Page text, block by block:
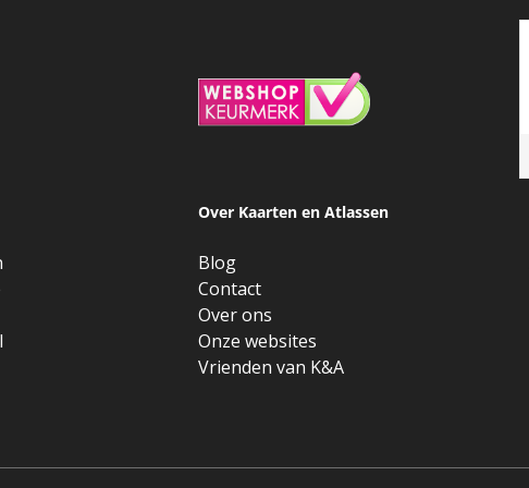
Over Kaarten en Atlassen
Blog
Contact
Over ons
Onze websites
Vrienden van K&A